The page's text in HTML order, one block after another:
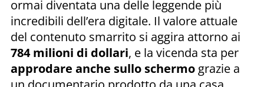
ormai diventata una delle leggende più
incredibili dell’era digitale. Il valore attuale
del contenuto smarrito si aggira attorno ai
784 milioni di dollari, e la vicenda sta per
approdare anche sullo schermo grazie a